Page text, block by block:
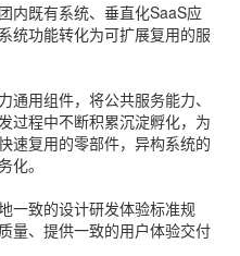
内既有系统、垂直化SaaS应
统功能转化为可扩展复用的服
通用组件，将公共服务能力、
过程中不断积累沉淀孵化，为
速复用的零部件，异构系统的
化。
一致的设计研发体验标准规
量、提供一致的用户体验交付